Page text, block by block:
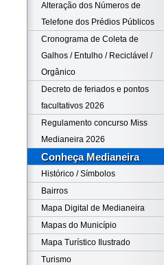
Alteração dos Números de
Telefone dos Prédios Públicos
Cronograma de Coleta de
Galhos / Entulho / Reciclável /
Orgânico
Decreto de feriados e pontos
facultativos 2026
Regulamento concurso Miss
Medianeira 2026
Conheça Medianeira
Histórico / Símbolos
Bairros
Mapa Digital de Medianeira
Mapas do Município
Mapa Turístico Ilustrado
Turismo